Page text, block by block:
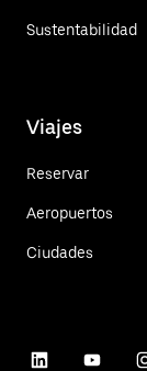
Sustentabilidad
Viajes
Reservar
Aeropuertos
Ciudades